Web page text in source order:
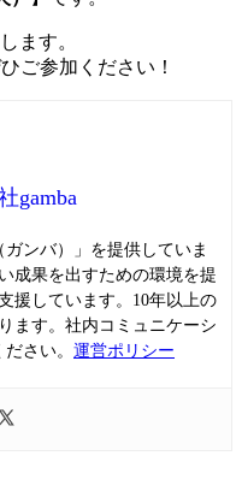
ます。
ご参加ください！
gamba
ガンバ）」を提供していま
成果を出すための環境を提
援しています。10年以上の
ます。社内コミュニケーシ
さい。 運営ポリシー